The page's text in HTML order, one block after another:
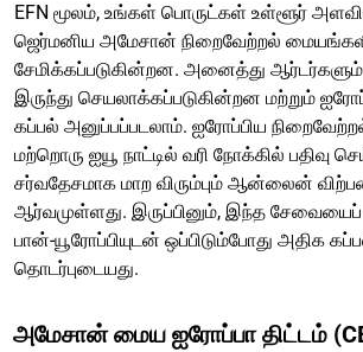
EFN மூலம், உங்கள் பொருட்கள் உள்ளூர்
ஜெர்மனிய அமேசான் நிறைவேற்றல்
சேமிக்கப்படுகின்றன. அனைத்து
இருந்து செயலாக்கப்படுகின்றன மற்றும்
கப்பல் அனுப்பப்படலாம். ஐரோப்பிய
மற்றொரு ஐயூ நாட்டில் வரி நோக்கில் பதிவு
சர்வதேசமாக மாற விரும்பும் ஆன்லைன்
ஆர்வமுள்ளது. இருப்பினும், இந்த சேவையைப்
பான்-யூரோப்பியுடன் ஒப்பிடும்போது அதிக
தொடர்புடையது.
அமேசான் மைய ஐரோப்பா திட்டம்